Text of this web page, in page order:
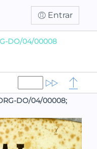
Entrar
DO/04/00008
DO/04/00008;